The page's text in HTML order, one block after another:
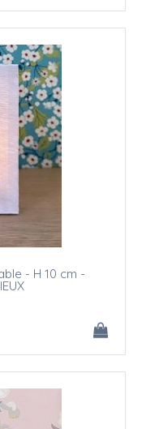
- H 10 cm -